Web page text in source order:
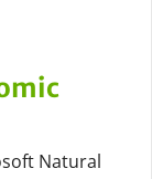
Natural